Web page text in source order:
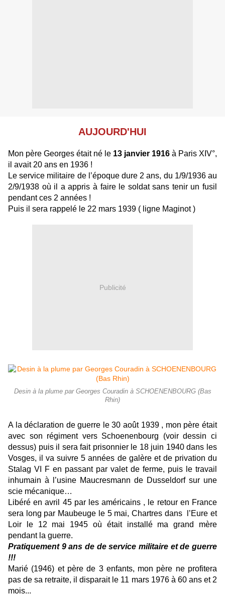
AUJOURD'HUI
Mon père Georges était né le 13 janvier 1916 à Paris XIV°,
il avait 20 ans en 1936 !
Le service militaire de l’époque dure 2 ans, du 1/9/1936 au
2/9/1938 où il a appris à faire le soldat sans tenir un fusil
pendant ces 2 années !
Puis il sera rappelé le 22 mars 1939 ( ligne Maginot )
Publicité
Desin à la plume par Georges Couradin à SCHOENENBOURG (Bas
Rhin)
A la déclaration de guerre le 30 août 1939 , mon père était
avec son régiment vers Schoenenbourg (voir dessin ci
dessus) puis il sera fait prisonnier le 18 juin 1940 dans les
Vosges, il va suivre 5 années de galère et de privation du
Stalag VI F en passant par valet de ferme, puis le travail
inhumain à l’usine Maucresmann de Dusseldorf sur une
scie mécanique…
Libéré en avril 45 par les américains , le retour en France
sera long par Maubeuge le 5 mai, Chartres dans l’Eure et
Loir le 12 mai 1945 où était installé ma grand mère
pendant la guerre.
Pratiquement 9 ans de de service militaire et de guerre
!!!
Marié (1946) et père de 3 enfants, mon père ne profitera
pas de sa retraite, il disparait le 11 mars 1976 à 60 ans et 2
mois...